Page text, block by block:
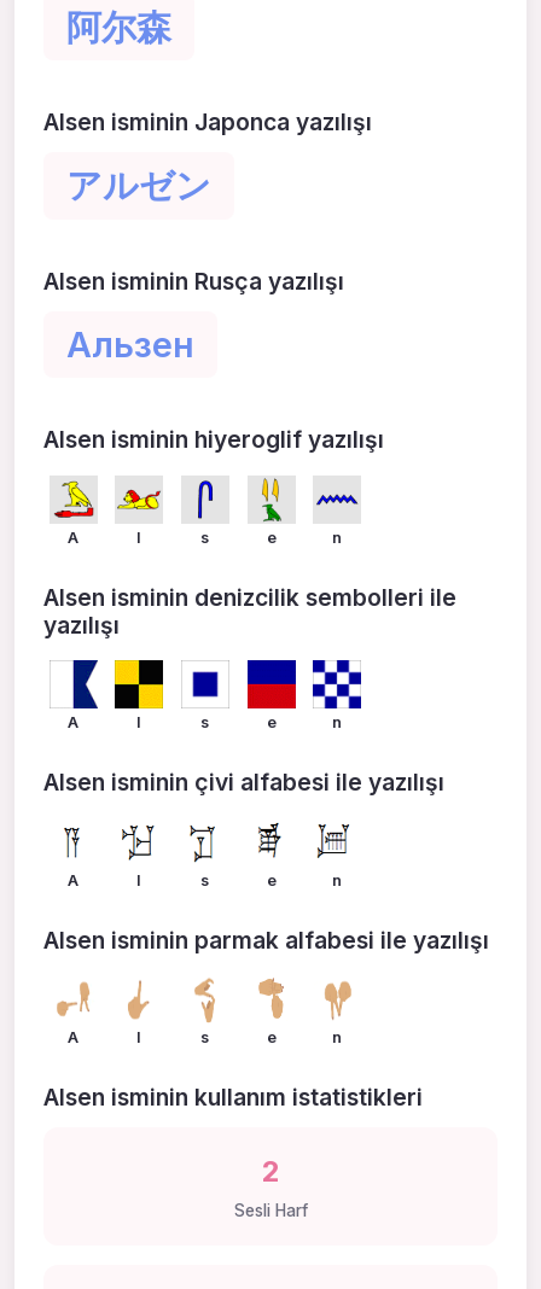
阿尔森
Alsen isminin Japonca yazılışı
アルゼン
Alsen isminin Rusça yazılışı
Альзен
Alsen isminin hiyeroglif yazılışı
A l s e n
Alsen isminin denizcilik sembolleri ile
yazılışı
A l s e n
Alsen isminin çivi alfabesi ile yazılışı
A l s e n
Alsen isminin parmak alfabesi ile yazılışı
A l s e n
Alsen isminin kullanım istatistikleri
2
Sesli Harf